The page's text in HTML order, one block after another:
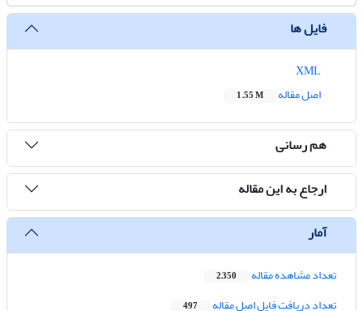
فایل ها
اصل مقاله
1.55 M
هم رسانی
ارجاع به این مقاله
آمار
تعداد مشاهده مقاله 2,350
تعداد دریافت فایل اصل مقاله 497